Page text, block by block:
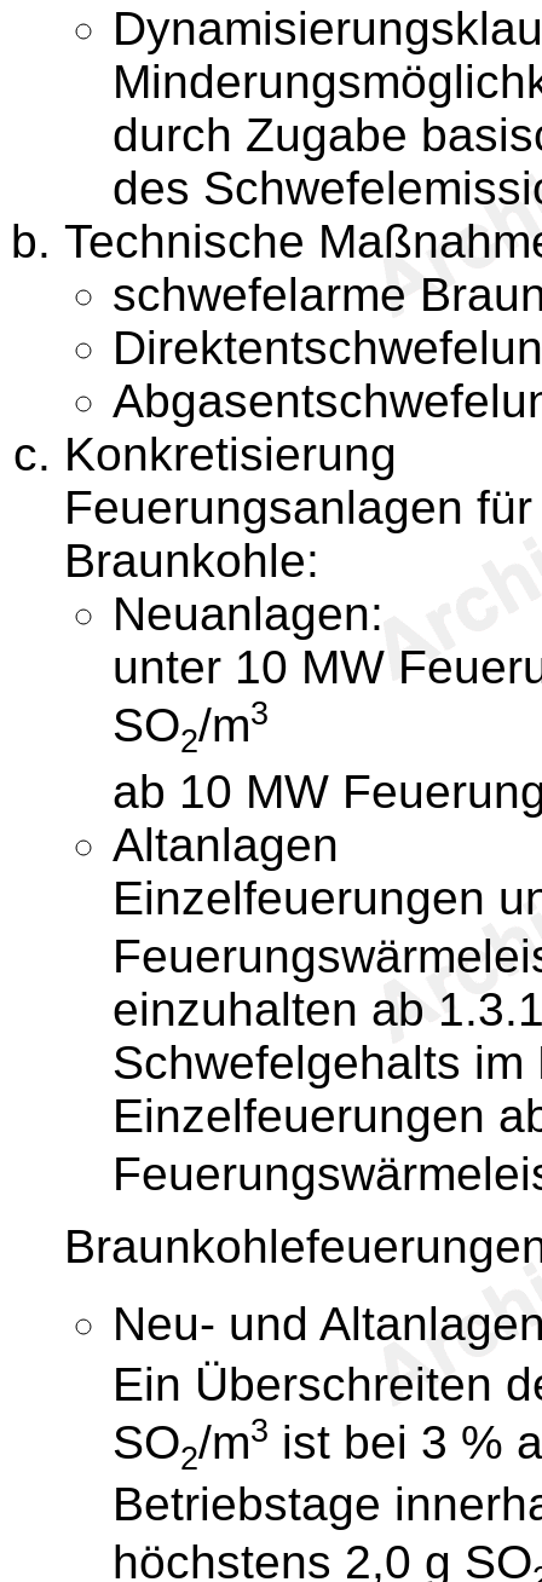
durch Zugabe
des
Technische
schwefelarme
Konkretisierung
Feuerungsanlagen
Braunkohle:
Neuanlagen:
unter 10 MW
SO2/m3
ab 10 MW
Altanlagen
Einzelfeuerungen
einzuhalten ab
Schwefelgehalts im
Einzelfeuerungen
Neu- und
Ein Überschreiten
SO2/m3 ist bei 3 %
Betriebstage
höchstens 2,0 g SO